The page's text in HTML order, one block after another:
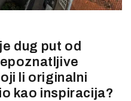
dug put od
li originalni
kao inspiracija?